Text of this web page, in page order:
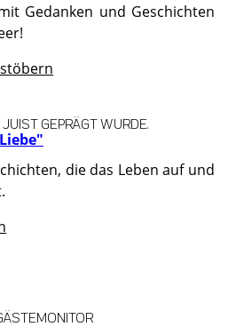
Gedanken und Geschichten
GEPRÄGT WURDE.
die das Leben auf und